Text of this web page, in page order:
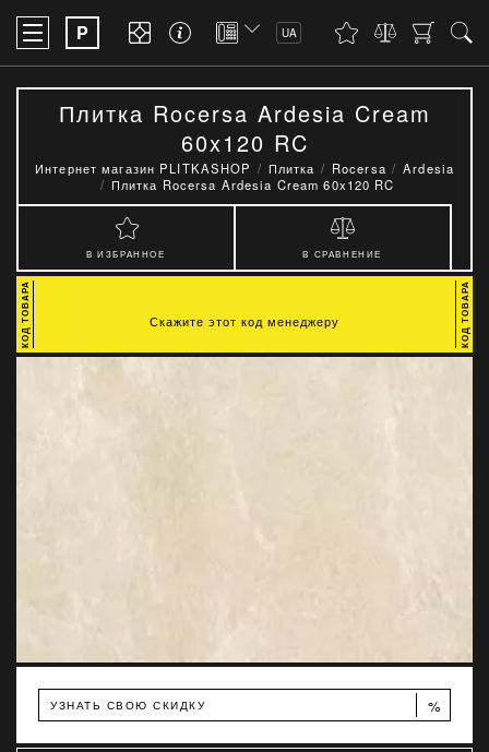
P UA
Плитка Rocersa Ardesia Cream
60x120 RC
Интернет магазин PLITKASHOP Плитка Rocersa
Ardesia
Плитка Rocersa Ardesia Cream 60x120 RC
В ИЗБРАННОЕ В СРАВНЕНИЕ
УЗНАТЬ СВОЮ СКИДКУ %
Скажите этот код менеджеру